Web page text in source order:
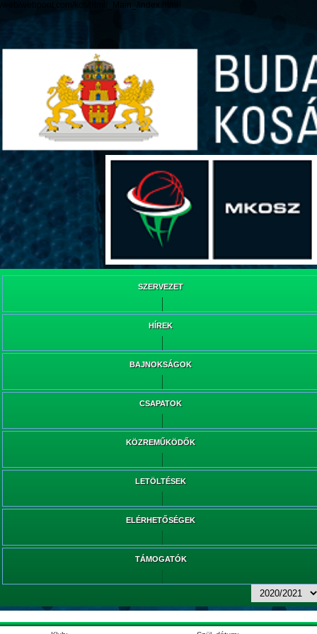
/web/webpont.com/kcs/html/_Main_/index.html
SZERVEZET
HÍREK
BAJNOKSÁGOK
CSAPATOK
KÖZREMŰKÖDŐK
LETÖLTÉSEK
ELÉRHETŐSÉGEK
TÁMOGATÓK